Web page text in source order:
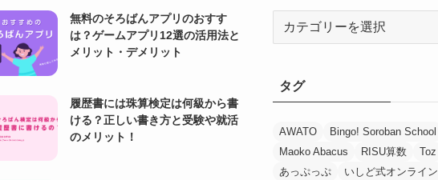
無料のそろばんアプリのおすす
は？ゲームアプリ12選の活用法と
メリット・デメリット
履歴書には珠算検定は何級から書
ける？正しい書き方と受験や就活
のメリット！
リ
ー
タグ
AWATO Bingo! Soroban School
Maoko Abacus
RISU算数 Toz
あっぷっぷ
いしど式オンライン